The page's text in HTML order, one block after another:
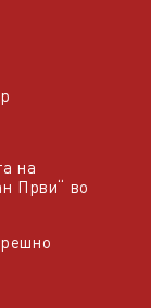
на
Први“ во